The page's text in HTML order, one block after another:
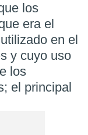
los
era el
en el
y cuyo uso
los
el principal